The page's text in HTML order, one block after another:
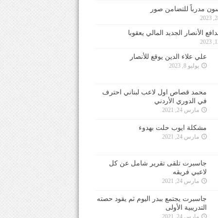
مدرباً للتضامن صور
الأنصار الجديد المالي يعقوبا
علي علاء الدين يوقع للأنصار
يوليو 8, 2023
محمد قصاص اول لاعب لبناني احترف
في الدوري الأردني
مارس 24, 2021
مشكلة ايوب حلت بهدوء
مارس 24, 2021
جاسبرت تلقى تقرير شامل عن كل
لاعبي فريقه
مارس 24, 2021
جاسبرت يجتمع ببدر اليوم ثم يقود حصته
التدريبية الأولى
مارس 24, 2021